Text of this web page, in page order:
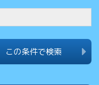
この条件で検索